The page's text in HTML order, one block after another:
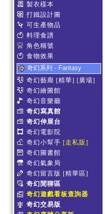
製衣樣本
打鐵設計圖
可生產物品
料理食譜
角色稱號
食物效果
奇幻系列 - Fantasy
奇幻藝廊 [精華] [廣場]
奇幻繪圖館
奇幻音樂廳
奇幻寫真館
奇幻伸展台
奇幻電影院
奇幻小幫手 [走私販]
奇幻圖書館
奇幻氣象局
奇幻留言版 [精華區]
奇幻閒聊區
奇幻遊戲看板查詢器
奇幻交易版